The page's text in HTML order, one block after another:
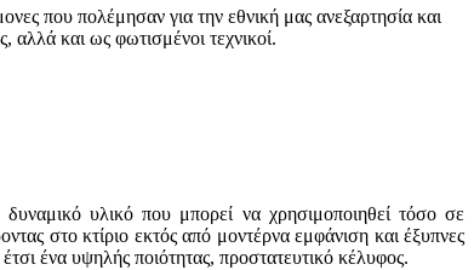
που πολέμησαν για την εθνική μας ανεξαρτησία και
και ως φωτισμένοι τεχνικοί.
υλικό που μπορεί να χρησιμοποιηθεί τόσο σε
στο κτίριο εκτός από μοντέρνα εμφάνιση και έξυπνες
ένα υψηλής ποιότητας, προστατευτικό κέλυφος.